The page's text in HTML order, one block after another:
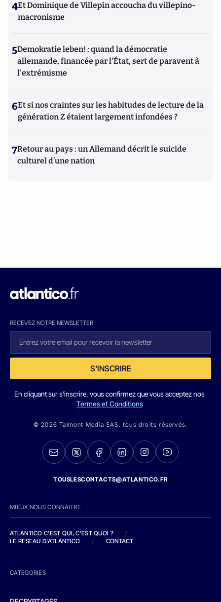
4Et Dominique de Villepin accoucha du villepino-
macronisme
5Demokratie leben! : quand la démocratie
allemande, financée par l'État, sert de paravent à
l'extrémisme
6Et si nos craintes sur les habitudes de lecture de la
génération Z étaient largement infondées ?
7Retour au pays : un Allemand décrit le suicide
culturel d’une nation
RECEVEZ NOTRE NEWSLETTER
S'INSCRIRE
En cliquant sur s'inscrire, vous confirmez que vous acceptez nos
Termes et Conditions
© 2026 Talmont Media SAS. tous droits réservés.
TOUSLESCONTACTS@ATLANTICO.FR
MIEUX NOUS CONNAITRE
ATLANTICO C'EST QUI, C'EST QUOI ?
/
LE RESEAU D'ATLANTICO
/ CONTACT
CATEGORIES